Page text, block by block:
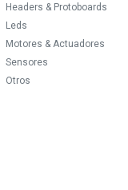
Headers & Protoboards
Leds
Motores & Actuadores
Sensores
Otros